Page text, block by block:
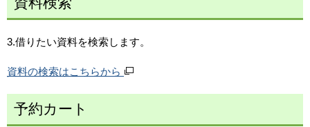
3.借りたい資料を検索します。
資料の検索はこちらから
予約カート